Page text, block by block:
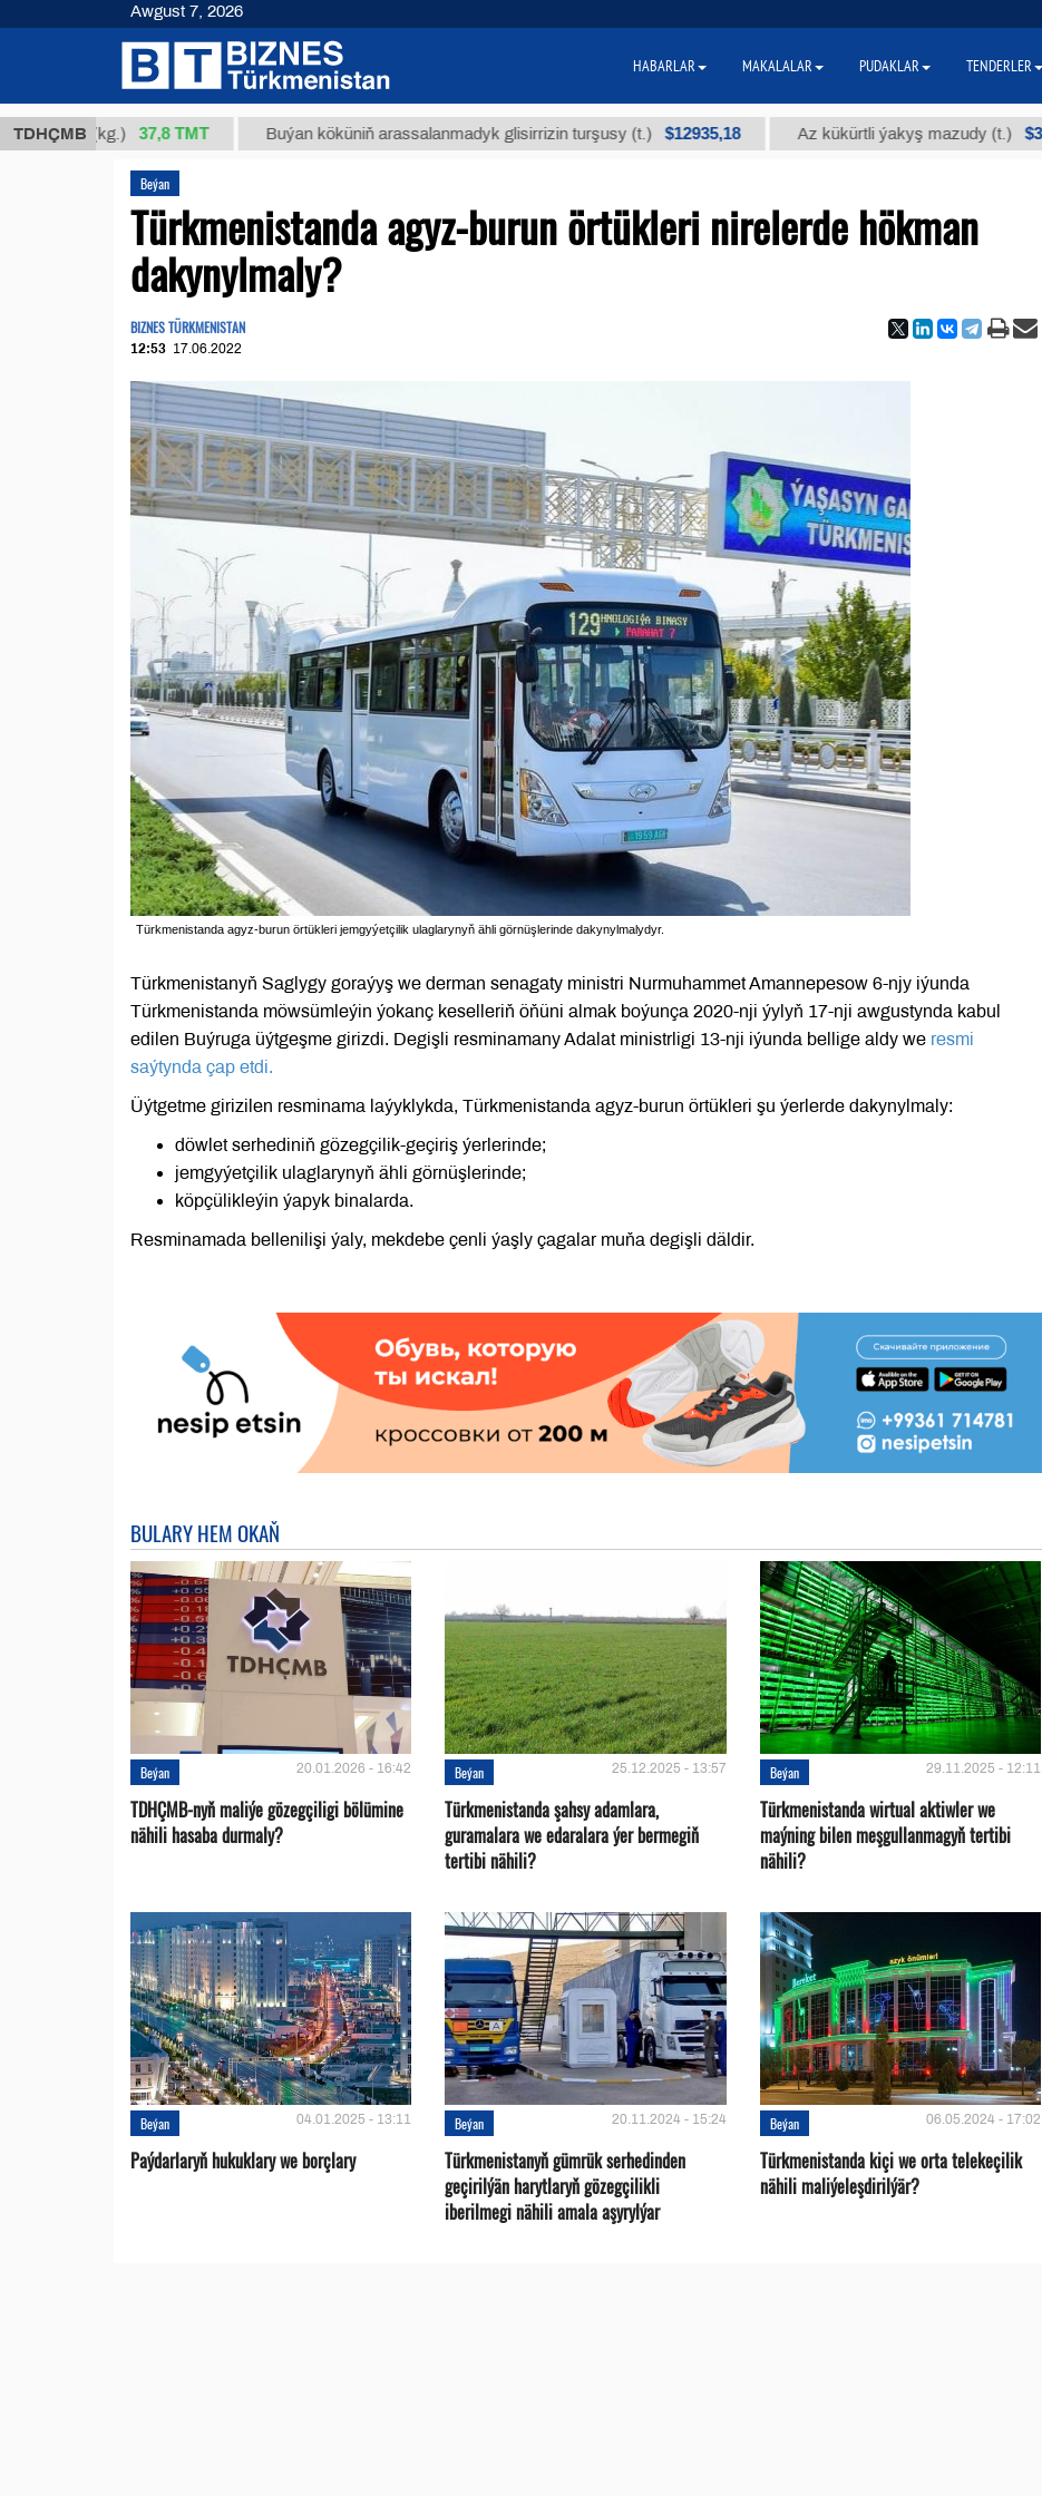
TDHÇMB
34/1 (kg.) 37,8 ТМТ Buýan köküniň arassalanmadyk glisirrizin turşusy (t.) $12935,18 Az kükürtli ýakyş mazudy (t.) $300
Beýan
Türkmenistanda agyz-burun örtükleri nirelerde hökman
dakynylmaly?
BIZNES TÜRKMENISTAN
12:53 17.06.2022
Türkmenistanda agyz-burun örtükleri jemgyýetçilik ulaglarynyň ähli görnüşlerinde dakynylmalydyr.
Türkmenistanyň Saglygy goraýyş we derman senagaty ministri Nurmuhammet Amannepesow 6-njy iýunda
Türkmenistanda möwsümleýin ýokanç keselleriň öňüni almak boýunça 2020-nji ýylyň 17-nji awgustynda kabul
edilen Buýruga üýtgeşme girizdi. Degişli resminamany Adalat ministrligi 13-nji iýunda bellige aldy we resmi
saýtynda çap etdi.
Üýtgetme girizilen resminama laýyklykda, Türkmenistanda agyz-burun örtükleri şu ýerlerde dakynylmaly:
döwlet serhediniň gözegçilik-geçiriş ýerlerinde;
jemgyýetçilik ulaglarynyň ähli görnüşlerinde;
köpçülikleýin ýapyk binalarda.
Resminamada bellenilişi ýaly, mekdebe çenli ýaşly çagalar muňa degişli däldir.
BULARY HEM OKAŇ
Beýan 20.01.2026 - 16:42
TDHÇMB-nyň maliýe gözegçiligi bölümine
nähili hasaba durmaly?
Beýan 25.12.2025 - 13:57
Türkmenistanda şahsy adamlara,
guramalara we edaralara ýer bermegiň
tertibi nähili?
Beýan 29.11.2025 - 12:11
Türkmenistanda wirtual aktiwler we
maýning bilen meşgullanmagyň tertibi
nähili?
Beýan 04.01.2025 - 13:11
Paýdarlaryň hukuklary we bоrçlary
Beýan 20.11.2024 - 15:24
Türkmenistanyň gümrük serhedinden
geçirilýän harytlaryň gözegçilikli
iberilmegi nähili amala aşyrylýar
Beýan 06.05.2024 - 17:02
Türkmenistanda kiçi we orta telekeçilik
nähili maliýeleşdirilýär?
Awgust 7, 2026
HABARLAR MAKALALAR PUDAKLAR TENDERLER